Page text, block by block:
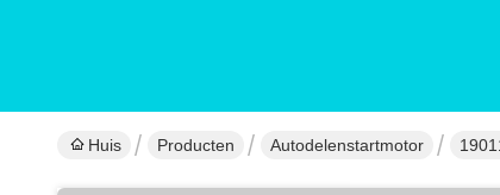
Huis Producten Autodelenstartmotor